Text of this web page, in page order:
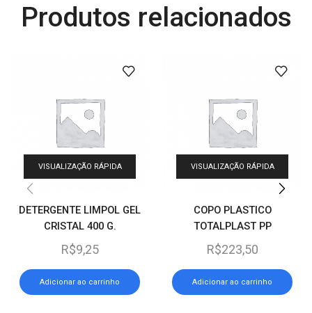
Produtos relacionados
VISUALIZAÇÃO RÁPIDA
DETERGENTE LIMPOL GEL
CRISTAL 400 G.
R$9,25
Adicionar ao carrinho
VISUALIZAÇÃO RÁPIDA
COPO PLASTICO
TOTALPLAST PP
REFORCADO 200 ML. C/2500
R$223,50
Adicionar ao carrinho